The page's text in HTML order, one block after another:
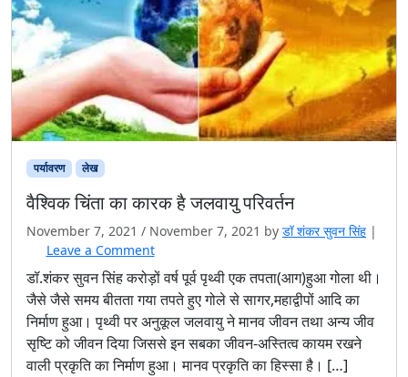
पर्यावरण लेख
वैश्विक चिंता का कारक है जलवायु परिवर्तन
November 7, 2021 / November 7, 2021 by डॉ शंकर सुवन सिंह |
Leave a Comment
डॉ.शंकर सुवन सिंह करोड़ों वर्ष पूर्व पृथ्वी एक तपता(आग)हुआ गोला थी।
जैसे जैसे समय बीतता गया तपते हुए गोले से सागर,महाद्वीपों आदि का
निर्माण हुआ। पृथ्वी पर अनुकूल जलवायु ने मानव जीवन तथा अन्य जीव
सृष्टि को जीवन दिया जिससे इन सबका जीवन-अस्तित्व कायम रखने
वाली प्रकृति का निर्माण हुआ। मानव प्रकृति का हिस्सा है। […]